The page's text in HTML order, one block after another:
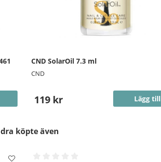
CND SolarOil 7.3 ml
CND
119 kr Lägg till
köpte även